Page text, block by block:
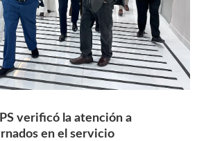
verificó la atención a
en el servicio